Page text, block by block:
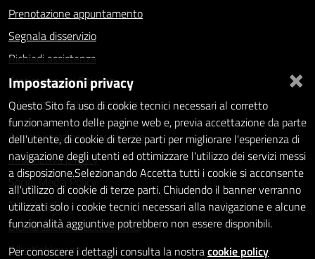
Prenotazione appuntamento
Segnala disservizio
Richiedi assistenza
Statistiche dei Siti web
Intranet - accesso riservato
Amministrazione trasparente
Informativa privacy
Social Media Policy
Note legali
Dichiarazione di accessibilità
Whistleblowing
×
Impostazioni privacy
Questo Sito fa uso di cookie tecnici necessari al corretto
funzionamento delle pagine web e, previa accettazione da parte
dell'utente, di cookie di terze parti per migliorare l'esperienza di
navigazione degli utenti ed ottimizzare l'utilizzo dei servizi messi
a disposizione.Selezionando Accetta tutti i cookie si acconsente
all'utilizzo di cookie di terze parti. Chiudendo il banner verranno
utilizzati solo i cookie tecnici necessari alla navigazione e alcune
funzionalità aggiuntive potrebbero non essere disponibili.
Per conoscere i dettagli consulta la nostracookie policy